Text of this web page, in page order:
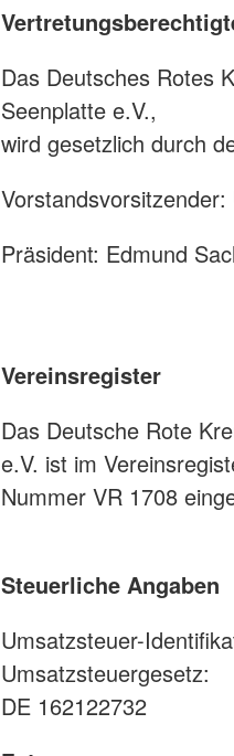
Das Deutsches Rotes
Seenplatte e.V.,
wird gesetzlich durch
Vorstandsvorsitzender:
Präsident: Edmund
Vereinsregister
Das Deutsche Rote
e.V. ist im
Nummer VR 1708
Steuerliche Angaben
Umsatzsteuer-
Umsatzsteuergesetz:
DE 162122732